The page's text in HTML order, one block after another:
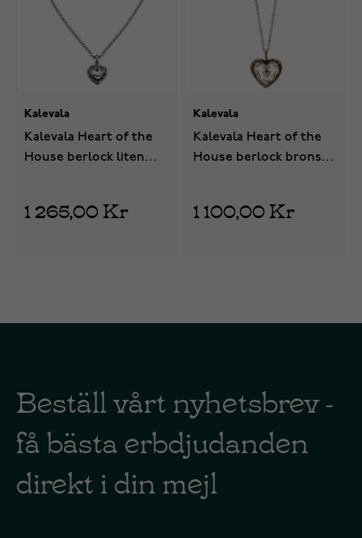
Kalevala
Kalevala Heart of the
House berlock liten
1 265,00 Kr
Kalevala
Kalevala Heart of the
House berlock brons
1 100,00 Kr
Beställ vårt nyhetsbrev -
få bästa erbdjudanden
direkt i din mejl